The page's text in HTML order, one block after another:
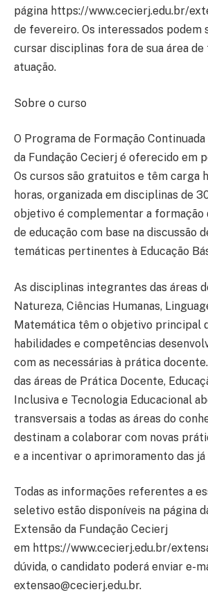
página https://www.cecierj.edu.br/
de fevereiro. Os interessados podem
cursar disciplinas fora de sua área
atuação.
Sobre o curso
O Programa de Formação
da Fundação Cecierj é oferecido em
Os cursos são gratuitos e têm carga
horas, organizada em disciplinas de
objetivo é complementar a formação
de educação com base na discussão
temáticas pertinentes à Educação
As disciplinas integrantes das áreas
Natureza, Ciências Humanas,
Matemática têm o objetivo principal
habilidades e competências
com as necessárias à prática
das áreas de Prática Docente,
Inclusiva e Tecnologia Educacional
transversais a todas as áreas do
destinam a colaborar com novas
e a incentivar o aprimoramento das
Todas as informações referentes a
seletivo estão disponíveis na página
Extensão da Fundação Cecierj
em https://www.cecierj.edu.br/
dúvida, o candidato poderá enviar e-
extensao@cecierj.edu.br.